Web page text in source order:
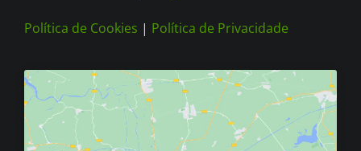
Política de Cookies | Política de Privacidade